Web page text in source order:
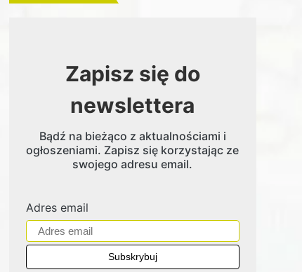
Zapisz się do
newslettera
Bądź na bieżąco z aktualnościami i
ogłoszeniami. Zapisz się korzystając ze
swojego adresu email.
Adres email